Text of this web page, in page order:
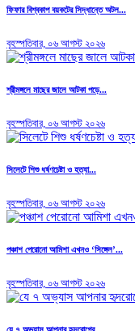
ফিফার বিশ্বকাপ বয়কটের সিদ্ধান্তে অটল...
বৃহস্পতিবার, ০৬ আগস্ট ২০২৬
শ্রীমঙ্গলে মাছের জালে আটকা পড়ে...
বৃহস্পতিবার, ০৬ আগস্ট ২০২৬
সিলেটে শিশু ধর্ষণচেষ্টা ও হত্যা...
বৃহস্পতিবার, ০৬ আগস্ট ২০২৬
পঞ্চাশ পেরোনো আমিশা এখনও ‘সিঙ্গেল’...
বৃহস্পতিবার, ০৬ আগস্ট ২০২৬